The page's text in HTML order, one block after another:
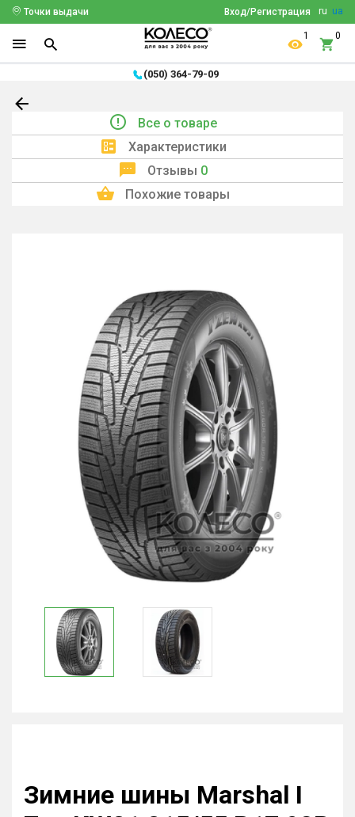
ru ua
Вход/Регистрация
Точки выдачи
1 0
(050) 364-79-09
Все о товаре
Характеристики
Отзывы 0
Похожие товары
Зимние шины Marshal I